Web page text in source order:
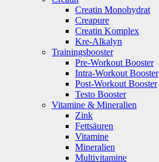
Creatin Monohydrat
Creapure
Creatin Komplex
Kre-Alkalyn
Trainingsbooster
Pre-Workout Booster
Intra-Workout Booster
Post-Workout Booster
Testo Booster
Vitamine & Mineralien
Zink
Fettsäuren
Vitamine
Mineralien
Multivitamine